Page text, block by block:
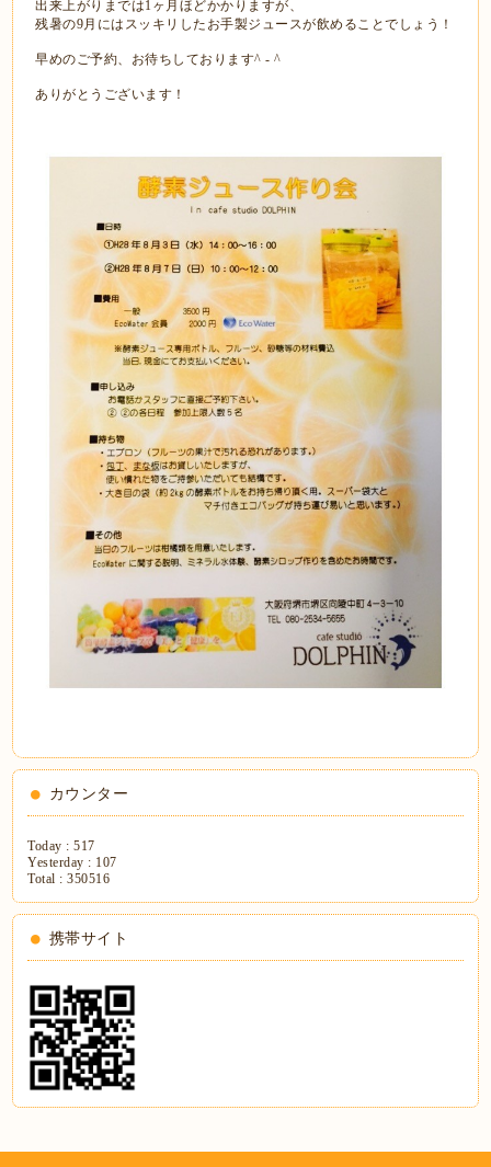
出来上がりまでは1ヶ月ほどかかりますが、
残暑の9月にはスッキリしたお手製ジュースが飲めることでしょう！
早めのご予約、お待ちしております^ - ^
ありがとうございます！
カウンター
Today :517
Yesterday : 107
Total :350516
携帯サイト